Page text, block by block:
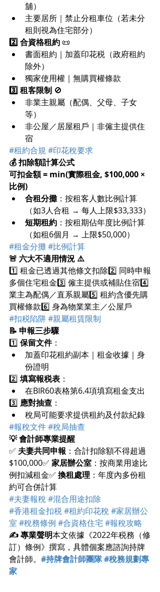
舖）
主要居所｜禁止分租車位（若未分
租則視為住宅部分）
2️⃣ 合資格租約 📜
書面租約｜加蓋印花税（政府租約
除外）
獨家使用權｜無購買權條款
3️⃣ 租客限制 🚫
非業主親屬（配偶、父母、子女
等）
非公屋／居屋租戶｜非僱主提供住
宿
#租約合規 #印花稅要求
💰 扣除額計算公式
可扣金額 = min(實際租金, $100,000 ×
比例)
合租分攤 ：按租客人數比例計算
（如3人合租 → 每人上限$33,333）
短期租約 ：按租期佔年度比例計算
（如租6個月 → 上限$50,000）
#租金分攤#比例計算
🚨 六大不適用情況 ⚠️
1️⃣ 租金已透過其他條文扣除2️⃣ 同時申報
多個住宅租金3️⃣ 僱主提供或補貼住宿4️⃣
業主為配偶／直系親屬5️⃣ 租約含優先購
買權條款6️⃣ 身為物業業主／公屋戶
#扣税陷阱#親屬租賃限制
📝 申報三步驟
1️⃣ 保留文件：
加蓋印花租約副本｜租金收據｜身
份證明
2️⃣ 填寫報税表 ：
在BIR60表格第6.4項填寫租金支出
3️⃣ 應對抽查 ：
稅局可能要求提供租約及付款紀錄
#報稅文件#稅局抽查
💡 會計師專業提醒
✅ 夫妻共同申報 ：合計扣除額不得超過
$100,000✅ 家居辦公室 ：按商業用途比
例扣減租金✅ 換租處理 ：年度內多份租
約可合併計算
#夫妻報稅 #混合用途扣除
#香港租金扣税#租約印花稅 #家居辦公
室 #稅務條例 #合資格住宅 #報稅攻略
✍️ 專業聲明本文依據《2022年税務（修
訂）條例》撰寫，具體個案應諮詢持牌
會計師。 #持牌會計師團隊#稅務規劃專
家